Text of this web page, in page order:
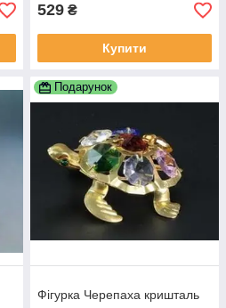
529 ₴
Купити
Подарунок
Фігурка Черепаха кришталь